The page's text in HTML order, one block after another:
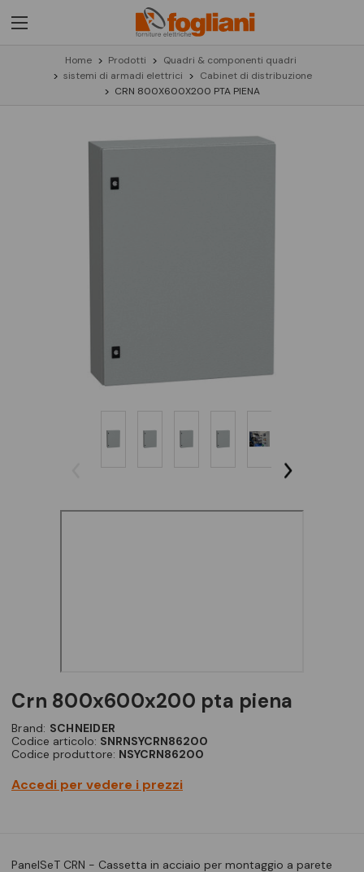
Home Prodotti
Quadri & componenti quadri
sistemi di armadi elettrici
Cabinet di distribuzione
CRN 800X600X200 PTA PIENA
crn 800x600x200 pta piena
Brand: SCHNEIDER
Codice articolo: SNRNSYCRN86200
Codice produttore: NSYCRN86200
Accedi per vedere i prezzi
PanelSeT CRN - Cassetta in acciaio per montaggio a parete